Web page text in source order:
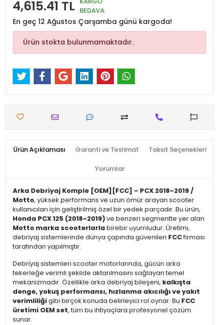
4,615.41 TL BEDAVA
En geç 12 Ağustos Çarşamba günü kargoda!
Ürün stokta bulunmamaktadır.
Ürün Açıklaması Garanti ve Teslimat Taksit Seçenekleri
Yorumlar
Arka Debriyaj Komple [OEM][FCC] – PCX 2018–2019 /
Motto, yüksek performans ve uzun ömür arayan scooter
kullanıcıları için geliştirilmiş özel bir yedek parçadır. Bu ürün,
Honda PCX 125 (2018–2019)ve benzeri segmentte yer alan
Motto marka scooterlarla birebir uyumludur. Üretimi,
debriyaj sistemlerinde dünya çapında güvenilen FCCfirması
tarafından yapılmıştır.
Debriyaj sistemleri scooter motorlarında, gücün arka
tekerleğe verimli şekilde aktarılmasını sağlayan temel
mekanizmadır. Özellikle arka debriyaj bileşeni, kalkışta
denge, yokuş performansı, hızlanma akıcılığı ve yakıt
verimliliğigibi birçok konuda belirleyici rol oynar. Bu FCC
üretimi OEM set, tüm bu ihtiyaçlara profesyonel çözüm
sunar.